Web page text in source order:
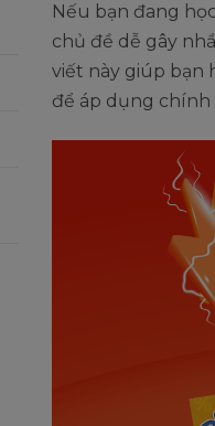
Nếu bạn đang
chủ đề dễ gây
viết này giúp bạn
để áp dụng chính